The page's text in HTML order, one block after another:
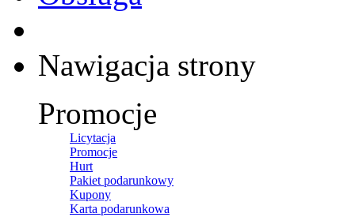
Nawigacja strony
Promocje
Licytacja
Promocje
Hurt
Pakiet podarunkowy
Kupony
Karta podarunkowa